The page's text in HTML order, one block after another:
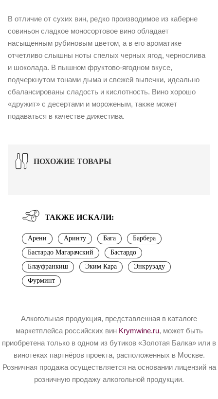
В отличие от сухих вин, редко производимое из каберне
совиньон сладкое моносортовое вино обладает
насыщенным рубиновым цветом, а в его ароматике
отчетливо слышны ноты спелых черных ягод, чернослива
и шоколада. В пышном фруктово-ягодном вкусе,
подчеркнутом тонами дыма и свежей выпечки, идеально
сбалансированы сладость и кислотность. Вино хорошо
«дружит» с десертами и мороженым, также может
подаваться в качестве дижестива.
ПОХОЖИЕ ТОВАРЫ
ТАКЖЕ ИСКАЛИ:
Арени Аринту Бага
Барбера
Бастардо Магарачский
Бастардо
Блауфранкиш
Эким Кара
Энкрузаду
Фурминт
Алкогольная продукция, представленная в каталоге
маркетплейса российских вин Krymwine.ru, может быть
приобретена только в одном из бутиков «Золотая Балка» или в
винотеках партнёров проекта, расположенных в Москве.
Розничная продажа осуществляется на основании лицензий на
розничную продажу алкогольной продукции.